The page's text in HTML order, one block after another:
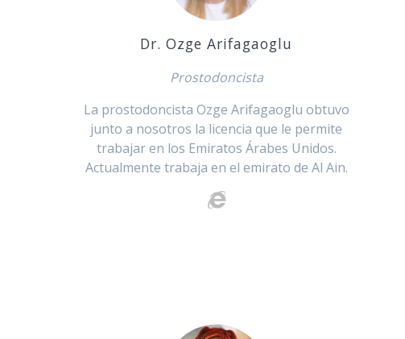
Dr. Ozge Arifagaoglu
Prostodoncista
La prostodoncista Ozge Arifagaoglu obtuvo
junto a nosotros la licencia que le permite
trabajar en los Emiratos Árabes Unidos.
Actualmente trabaja en el emirato de Al Ain.